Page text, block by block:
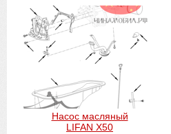
Насос масляный
LIFAN X50